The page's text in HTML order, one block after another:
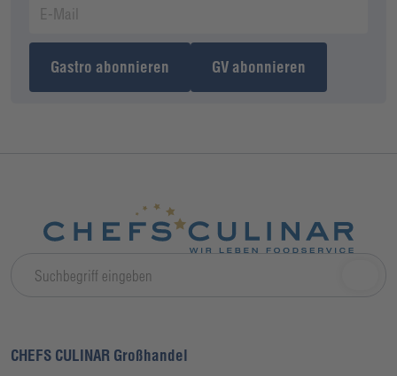
Gastro abonnieren GV abonnieren
CHEFS CULINAR Großhandel